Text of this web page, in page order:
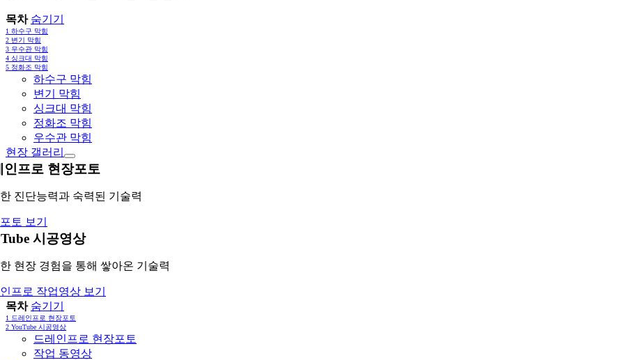
목차 숨기기
1 하수구 막힘
2 변기 막힘
3 우수관 막힘
4 싱크대 막힘
5 정화조 막힘
하수구 막힘
변기 막힘
싱크대 막힘
정화조 막힘
우수관 막힘
현장 갤러리
인프로 현장포토
진단능력과 숙력된 기술력
토 보기
시공영상
현장 경험을 통해 쌓아온 기술력
프로 작업영상 보기
목차 숨기기
1 드레인프로 현장포토
2 YouTube 시공영상
드레인프로 현장포토
작업 동영상